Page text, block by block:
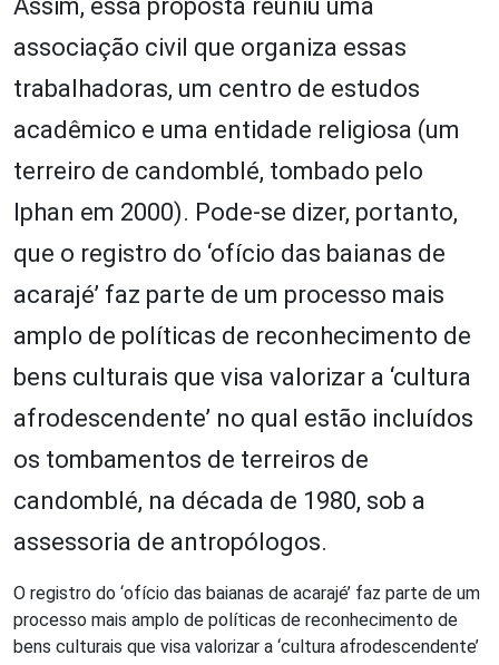
Assim, essa proposta reuniu uma
associação civil que organiza essas
trabalhadoras, um centro de estudos
acadêmico e uma entidade religiosa (um
terreiro de candomblé, tombado pelo
Iphan em 2000). Pode-se dizer, portanto,
que o registro do ‘ofício das baianas de
acarajé’ faz parte de um processo mais
amplo de políticas de reconhecimento de
bens culturais que visa valorizar a ‘cultura
afrodescendente’ no qual estão incluídos
os tombamentos de terreiros de
candomblé, na década de 1980, sob a
assessoria de antropólogos.
O registro do ‘ofício das baianas de acarajé’ faz parte de um
processo mais amplo de políticas de reconhecimento de
bens culturais que visa valorizar a ‘cultura afrodescendente’